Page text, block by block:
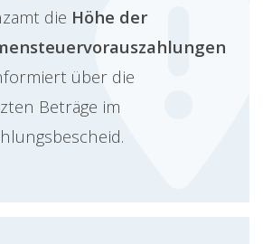
die Höhe der
über die
Beträge im